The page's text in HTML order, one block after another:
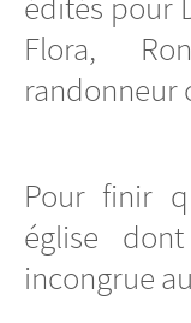
Flora,
randonneur
Pour finir
église
incongrue